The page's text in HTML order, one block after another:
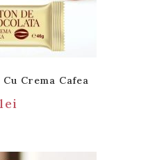
Crema Cafea
lei